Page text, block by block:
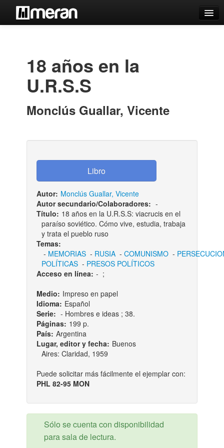
Estantes Virtuales
Iniciar sesión
18 años en la
U.R.S.S
Monclús Guallar, Vicente
Autor: Monclús Guallar, Vicente
Autor secundario/Colaboradores: -
Título: 18 años en la U.R.S.S: viacrucis en el
paraíso soviético. Cómo vive, estudia, trabaja
y trata el pueblo ruso
Temas:
- MEMORIAS- RUSIA- COMUNISMO-
POLÍTICAS- PRESOS POLÍTICOS
Acceso en línea: - ;
Medio: Impreso en papel
Idioma: Español
Serie: - Hombres e ideas ; 38.
Páginas: 199 p.
País: Argentina
Lugar, editor y fecha: Buenos
Aires: Claridad, 1959
Puede solicitar más fácilmente el ejemplar con:
PHL 82-95 MON
Sólo se cuenta con disponibilidad
para sala de lectura.